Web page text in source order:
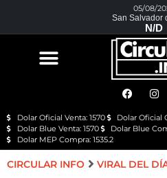
05/08/
San Salvador
N/D
Dolar Oficial Venta: 1570
Dolar Oficial
Dolar Blue Venta: 1570
Dolar Blue
Dolar MEP Compra: 1535.2
CIRCULAR INFO VIRAL DEL